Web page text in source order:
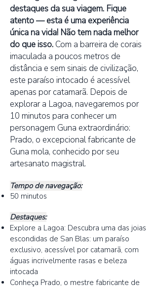
destaques da sua viagem. Fique
atento — esta é uma experiência
única na vida! Não tem nada melhor
do que isso. Com a barreira de corais
imaculada a poucos metros de
distância e sem sinais de civilização,
este paraíso intocado é acessível
apenas por catamarã. Depois de
explorar a Lagoa, navegaremos por
10 minutos para conhecer um
personagem Guna extraordinário:
Prado, o excepcional fabricante de
Guna mola, conhecido por seu
artesanato magistral.
Tempo de navegação:
50 minutos
Destaques:
Explore a Lagoa: Descubra uma das joias
escondidas de San Blas: um paraíso
exclusivo, acessível por catamarã, com
águas incrivelmente rasas e beleza
intocada
Conheça Prado, o mestre fabricante de